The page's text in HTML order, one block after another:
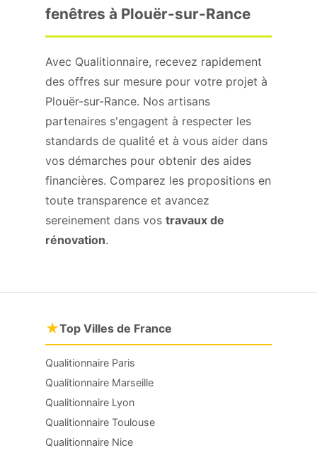
fenêtres à Plouër-sur-Rance
Avec Qualitionnaire, recevez rapidement
des offres sur mesure pour votre projet à
Plouër-sur-Rance. Nos artisans
partenaires s'engagent à respecter les
standards de qualité et à vous aider dans
vos démarches pour obtenir des aides
financières. Comparez les propositions en
toute transparence et avancez
sereinement dans vos travaux de
rénovation.
★Top Villes de France
Qualitionnaire Paris
Qualitionnaire Marseille
Qualitionnaire Lyon
Qualitionnaire Toulouse
Qualitionnaire Nice